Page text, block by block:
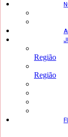
Região
Região